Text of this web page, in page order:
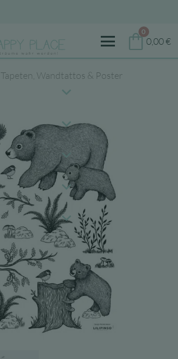
0
0,00€
Tapeten, Wandtattos & Poster